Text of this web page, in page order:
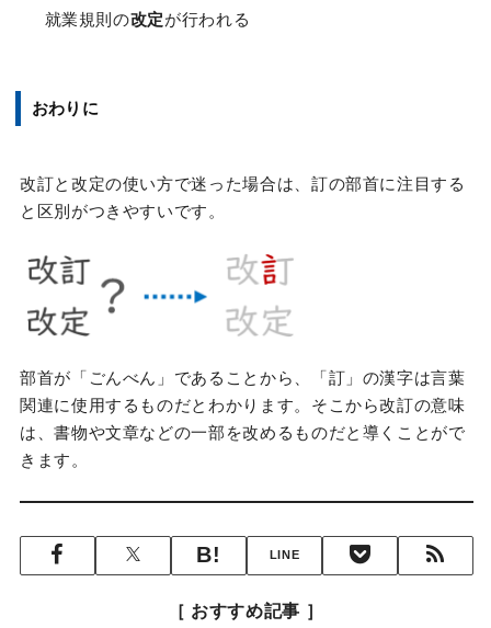
就業規則の改定 が行われる
おわりに
改訂と改定の使い方で迷った場合は、訂の部首に注目する
と区別がつきやすいです。
部首が「ごんべん」であることから、「訂」の漢字は言葉
関連に使用するものだとわかります。そこから改訂の意味
は、書物や文章などの一部を改めるものだと導くことがで
きます。
LINE
［ おすすめ記事 ］